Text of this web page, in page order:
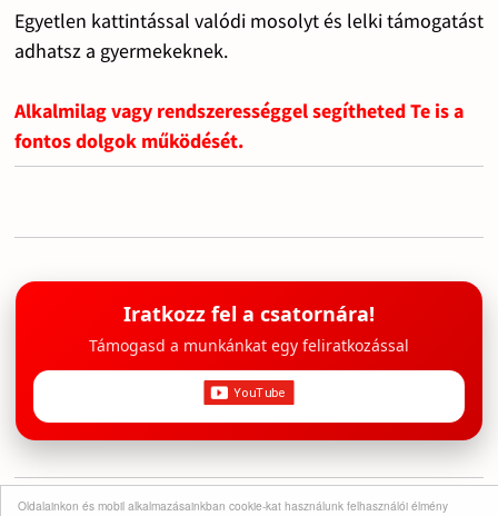
Oldalainkon és mobil alkalmazásainkban cookie-kat használunk felhasználói élmény
Egyetlen kattintással valódi mosolyt és lelki támogatást
adhatsz a gyermekeknek.
Alkalmilag vagy rendszerességgel segítheted Te is a
fontos dolgok működését.
Iratkozz fel a csatornára!
Támogasd a munkánkat egy feliratkozással